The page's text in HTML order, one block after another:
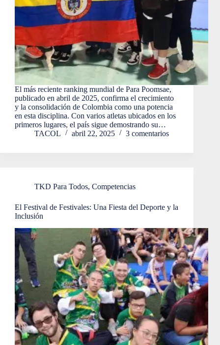
El más reciente ranking mundial de Para Poomsae,
publicado en abril de 2025, confirma el crecimiento
y la consolidación de Colombia como una potencia
en esta disciplina. Con varios atletas ubicados en los
primeros lugares, el país sigue demostrando su…
TACOL
abril 22, 2025 3 comentarios
TKD Para Todos, Competencias
El Festival de Festivales: Una Fiesta del Deporte y la
Inclusión